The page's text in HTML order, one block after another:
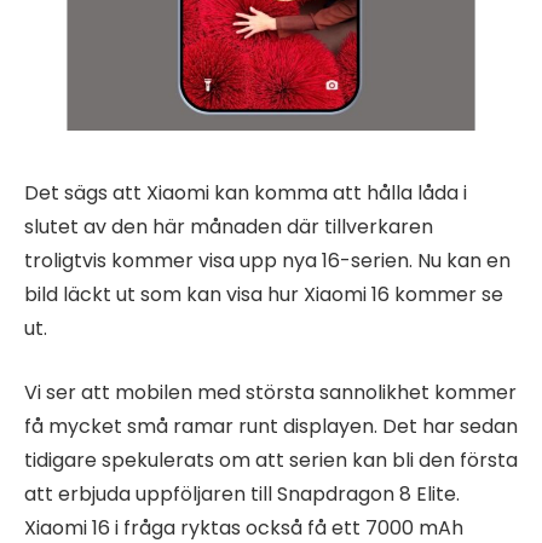
Det sägs att Xiaomi kan komma att hålla låda i
slutet av den här månaden där tillverkaren
troligtvis kommer visa upp nya 16-serien. Nu kan en
bild läckt ut som kan visa hur Xiaomi 16 kommer se
ut.
Vi ser att mobilen med största sannolikhet kommer
få mycket små ramar runt displayen. Det har sedan
tidigare spekulerats om att serien kan bli den första
att erbjuda uppföljaren till Snapdragon 8 Elite.
Xiaomi 16 i fråga ryktas också få ett 7000 mAh